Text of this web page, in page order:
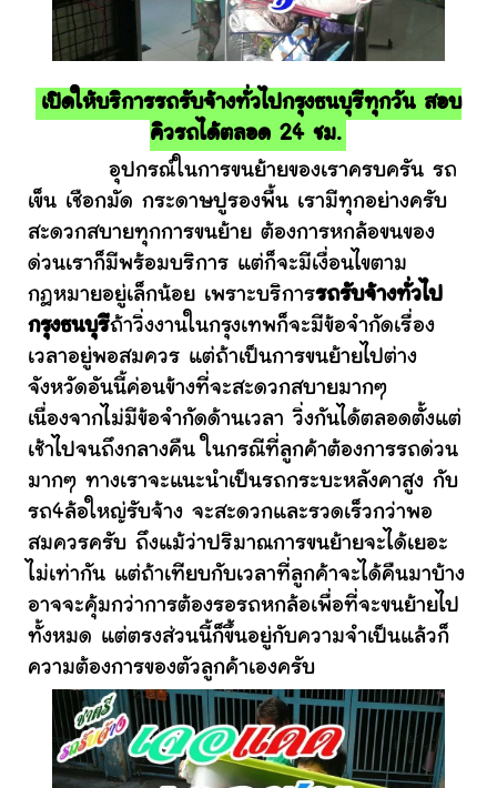
เปิดให้บริการรถรับจ้างทั่วไปกรุงธนบุรีทุกวัน สอบ
คิวรถได้ตลอด 24 ชม.
อุปกรณ์ในการขนย้ายของเราครบครัน รถ
เข็น เชือกมัด กระดาษปูรองพื้น เรามีทุกอย่างครับ
สะดวกสบายทุกการขนย้าย ต้องการหกล้อขนของ
ด่วนเราก็มีพร้อมบริการ แต่ก็จะมีเงื่อนไขตาม
กฎหมายอยู่เล็กน้อย เพราะบริการรถรับจ้างทั่วไป
กรุงธนบุรีถ้าวิ่งงานในกรุงเทพก็จะมีข้อจำกัดเรื่อง
เวลาอยู่พอสมควร แต่ถ้าเป็นการขนย้ายไปต่าง
จังหวัดอันนี้ค่อนข้างที่จะสะดวกสบายมากๆ
เนื่องจากไม่มีข้อจำกัดด้านเวลา วิ่งกันได้ตลอดตั้งแต่
เช้าไปจนถึงกลางคืน ในกรณีที่ลูกค้าต้องการรถด่วน
มากๆ ทางเราจะแนะนำเป็นรถกระบะหลังคาสูง กับ
รถ4ล้อใหญ่รับจ้าง จะสะดวกและรวดเร็วกว่าพอ
สมควรครับ ถึงแม้ว่าปริมาณการขนย้ายจะได้เยอะ
ไม่เท่ากัน แต่ถ้าเทียบกับเวลาที่ลูกค้าจะได้คืนมาบ้าง
อาจจะคุ้มกว่าการต้องรอรถหกล้อเพื่อที่จะขนย้ายไป
ทั้งหมด แต่ตรงส่วนนี้ก็ขึ้นอยู่กับความจำเป็นแล้วก็
ความต้องการของตัวลูกค้าเองครับ